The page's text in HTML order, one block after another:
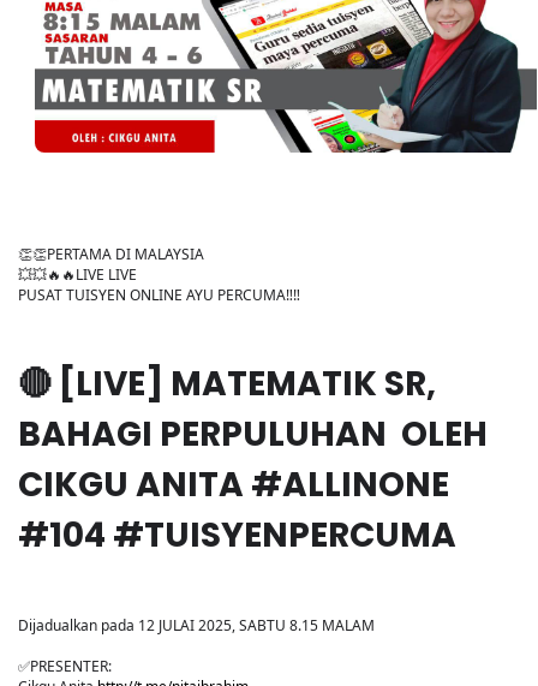
👏👏PERTAMA DI MALAYSIA
💥💥🔥🔥LIVE LIVE
PUSAT TUISYEN ONLINE AYU PERCUMA‼️‼️
🔴 [LIVE] MATEMATIK SR,
BAHAGI PERPULUHAN OLEH
CIKGU ANITA #ALLINONE
#104 #TUISYENPERCUMA
Dijadualkan pada 12 JULAI 2025, SABTU 8.15 MALAM
✅PRESENTER: